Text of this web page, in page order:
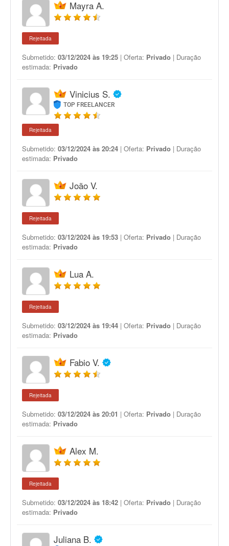
Mayra A.
Rejeitada
Submetido: 03/12/2024 às 19:25 | Oferta: Privado | Duração
estimada: Privado
Vinicius S.
TOP FREELANCER
Rejeitada
Submetido: 03/12/2024 às 20:24 | Oferta: Privado | Duração
estimada: Privado
João V.
Rejeitada
Submetido: 03/12/2024 às 19:53 | Oferta: Privado | Duração
estimada: Privado
Lua A.
Rejeitada
Submetido: 03/12/2024 às 19:44 | Oferta: Privado | Duração
estimada: Privado
Fabio V.
Rejeitada
Submetido: 03/12/2024 às 20:01 | Oferta: Privado | Duração
estimada: Privado
Alex M.
Rejeitada
Submetido: 03/12/2024 às 18:42 | Oferta: Privado | Duração
estimada: Privado
Juliana B.